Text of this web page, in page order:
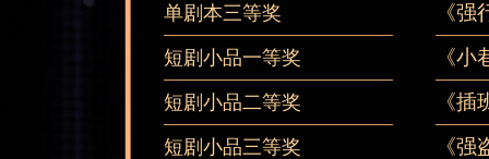
单剧本三等奖 《
短剧小品一等奖 《
短剧小品二等奖 《插
短剧小品三等奖 《